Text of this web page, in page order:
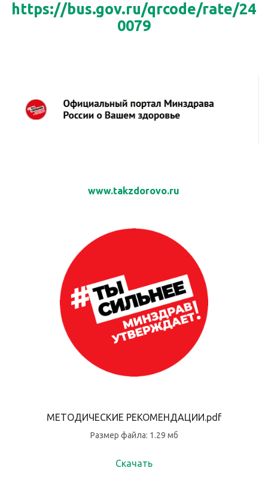
https://bus.gov.ru/qrcode/rate/24
0079
www.takzdorovo.ru
МЕТОДИЧЕСКИЕ РЕКОМЕНДАЦИИ.pdf
Размер файла: 1.29 мб
Скачать